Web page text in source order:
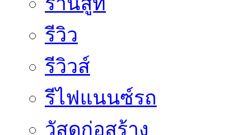
รีวิว
รีวิวส์
รีไฟแนนซ์รถ
วัสดุก่อสร้าง